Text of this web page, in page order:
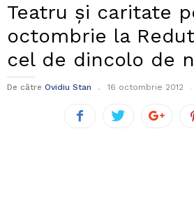
Teatru și caritate
octombrie la
cel de dincolo de
De către Ovidiu Stan 16 octombrie 2012